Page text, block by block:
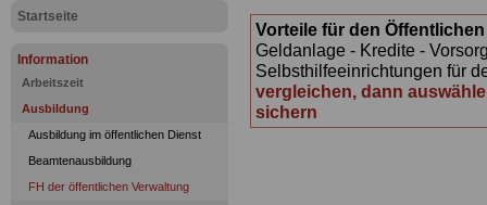
Startseite
Information
Arbeitszeit
Ausbildung
Ausbildung im öffentlichen Dienst
Beamtenausbildung
FH der öffentlichen Verwaltung
Vorteile für den
Geldanlage - Kredite -
Selbsthilfeeinrichtungen für
vergleichen, dann
sichern